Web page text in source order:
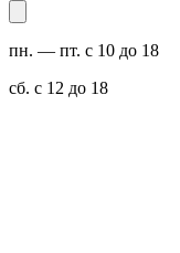
пн. — пт. с 10 до 18
сб. с 12 до 18